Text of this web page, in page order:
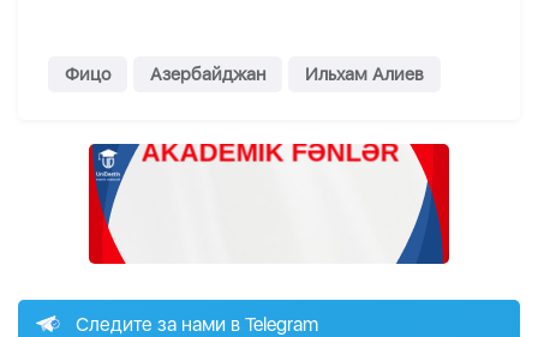
Фицо Азербайджан Ильхам Алиев
Следите за нами в Telegram